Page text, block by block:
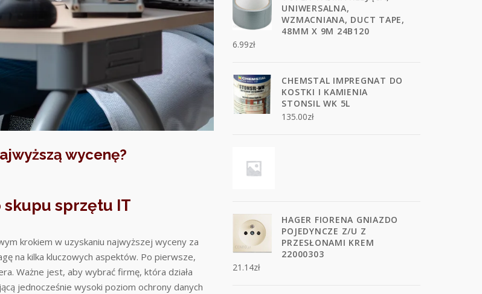
wycenę?
sprzętu IT
krokiem w uzyskaniu najwyższej wyceny za
na kilka kluczowych aspektów. Po pierwsze,
Ważne jest, aby wybrać firmę, która działa
jednocześnie wysoki poziom ochrony danych
UNIWERSALNA,
WZMACNIANA, DUCT TAPE,
48MM X 9M 24B120
6.99zł
CHEMSTAL IMPREGNAT DO
KOSTKI I KAMIENIA
STONSIL WK 5L
135.00zł
HAGER FIORENA GNIAZDO
POJEDYNCZE Z/U Z
PRZESŁONAMI KREM
22000303
21.14zł